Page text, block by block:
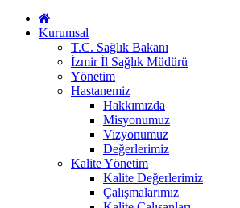
Kurumsal
T.C. Sağlık Bakanı
İzmir İl Sağlık Müdürü
Yönetim
Hastanemiz
Hakkımızda
Misyonumuz
Vizyonumuz
Değerlerimiz
Kalite Yönetim
Kalite Değerlerimiz
Çalışmalarımız